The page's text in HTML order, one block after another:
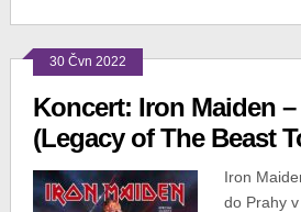
30 Čvn 2022
Koncert: Iron Maiden –
(Legacy of The Beast
Iron
do Prahy